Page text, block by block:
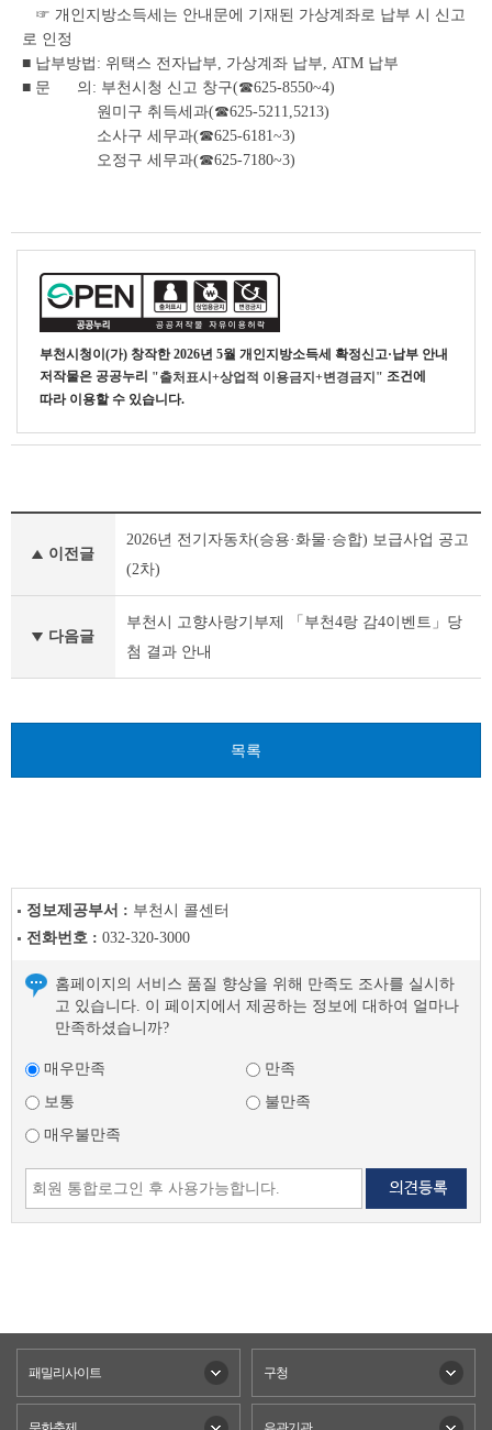
☞ 개인지방소득세는 안내문에 기재된 가상계좌로 납부 시 신고
로 인정
■ 납부방법: 위택스 전자납부, 가상계좌 납부, ATM 납부
■ 문 의: 부천시청 신고 창구(☎625-8550~4)
원미구 취득세과(☎625-5211,5213)
소사구 세무과(☎625-6181~3)
오정구 세무과(☎625-7180~3)
부천시청이(가) 창작한2026년 5월 개인지방소득세 확정신고·납부 안내
저작물은 공공누리 "출처표시+상업적 이용금지+변경금지" 조건에
따라 이용할 수 있습니다.
음
이전글
2026년 전기자동차(승용·화물·승합) 보급사업 공고
(2차)
다음글
부천시 고향사랑기부제 「부천4랑 감4이벤트」당
첨 결과 안내
목록
정보제공부서 : 부천시 콜센터
전화번호 : 032-320-3000
홈페이지의 서비스 품질 향상을 위해 만족도 조사를 실시하
고 있습니다. 이 페이지에서 제공하는 정보에 대하여 얼마나
만족하셨습니까?
매우만족
만족
보통
불만족
매우불만족
패밀리사이트 구청